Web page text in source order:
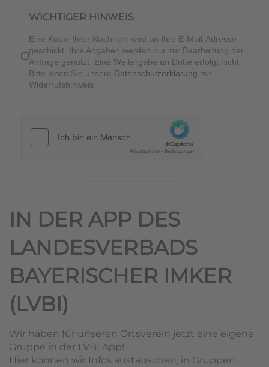
Wichtiger Hinweis*
WICHTIGER HINWEIS
Eine Kopie Ihrer Nachricht wird an Ihre E-Mail-Adresse
geschickt. Ihre Angaben werden nur zur Bearbeitung der
Anfrage genutzt. Eine Weitergabe an Dritte erfolgt nicht.
Bitte lesen Sie unsere Datenschutzerklärung mit
Widerrufshinweis.
IN DER APP DES
LANDESVERBADS
BAYERISCHER IMKER
(LVBI)
Wir haben für unseren Ortsverein jetzt eine eigene
Gruppe in der LVBI App!
Hier können wir Infos austauschen, in Gruppen